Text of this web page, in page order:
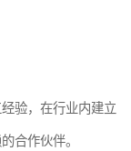
验，在行业内建立
合作伙伴。